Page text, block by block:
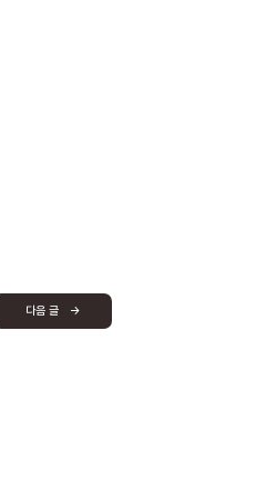
다음 글 →